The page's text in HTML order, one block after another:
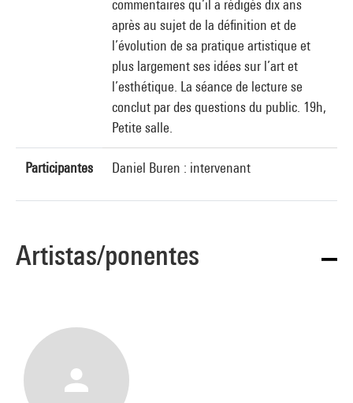
commentaires qu’il a rédigés dix ans
après au sujet de la définition et de
l’évolution de sa pratique artistique et
plus largement ses idées sur l’art et
l’esthétique. La séance de lecture se
conclut par des questions du public. 19h,
Petite salle.
Participantes Daniel Buren : intervenant
Artistas/ponentes